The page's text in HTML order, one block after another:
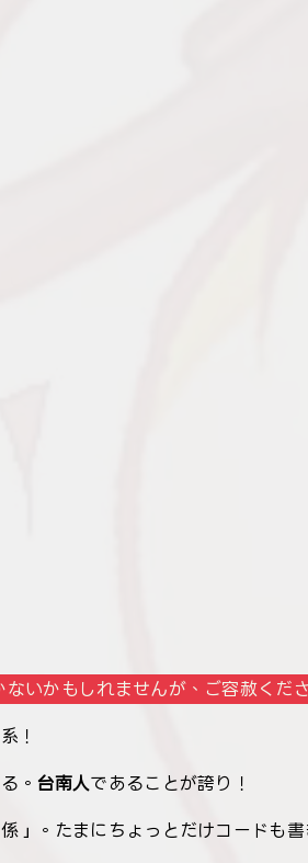
いかもしれませんが、ご容赦くだ
！
。 台南人であることが誇り！
」。たまにちょっとだけコードも書